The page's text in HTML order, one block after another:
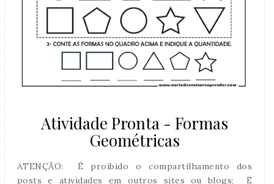
Atividade Pronta - Formas
Geométricas
ATENÇÃO: É proibido o compartilhamento dos
posts e atividades em outros sites ou blogs; É